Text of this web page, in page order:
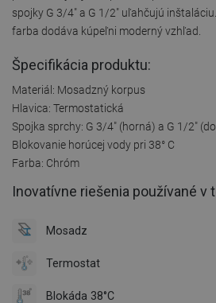
spojky G 3/4" a G 1/2" uľahčujú
farba dodáva kúpeľni moderný vzhľad.
Špecifikácia produktu:
Materiál: Mosadzný korpus
Hlavica: Termostatická
Spojka sprchy: G 3/4" (horná) a G 1/2"
Blokovanie horúcej vody pri 38° C
Farba: Chróm
Inovatívne riešenia používané v
Mosadz
Termostat
Blokáda 38°C